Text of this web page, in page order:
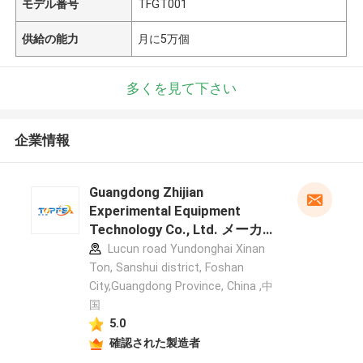
モデル番号 TFGT001
供給の能力 月に5万個
多くを見て下さい
企業情報
Guangdong Zhijian
Experimental Equipment
Technology Co., Ltd. メーカー
プロフィール
Lucun road Yundonghai Xinan
Ton, Sanshui district, Foshan
City,Guangdong Province, China ,中
国
5.0
確認された製造者